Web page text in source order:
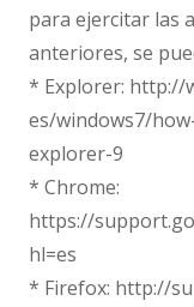
para ejercitar las
anteriores, se
* Explorer: http://
es/windows7/
explorer-9
* Chrome:
https://
hl=es
* Firefox: http://